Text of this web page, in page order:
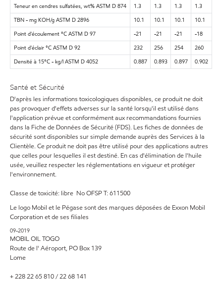
Teneur en cendres sulfatées, wt% ASTM D 874
1.3 1.3 1.3
1.3
TBN - mg KOH/g ASTM D 2896
10.1 10.1 10.1
10.1
Point d'écoulement °C ASTM D 97
-21 -21 -21
-18
Point d'éclair °C ASTM D 92
232 256 254
260
Densité à 15°C - kg/l ASTM D 4052
0.887 0.893 0.897 0.902
Santé et Sécurité
D'après les informations toxicologiques disponibles, ce produit ne doit
pas provoquer d'effets adverses sur la santé lorsqu'il est utilisé dans
l'application prévue et conformément aux recommandations fournies
dans la Fiche de Données de Sécurité (FDS). Les fiches de données de
sécurité sont disponibles sur simple demande auprès des Services à la
Clientèle. Ce produit ne doit pas être utilisé pour des applications autres
que celles pour lesquelles il est destiné. En cas d'élimination de l'huile
usée, veuillez respecter les réglementations en vigueur et protéger
l'environnement.
Classe de toxicité: libre No OFSP T: 611500
Le logo Mobil et le Pégase sont des marques déposées de Exxon Mobil
Corporation et de ses filiales
09-2019
MOBIL OIL TOGO
Route de l' Aéroport, PO Box 139
Lome
+ 228 22 65 810 / 22 68 141